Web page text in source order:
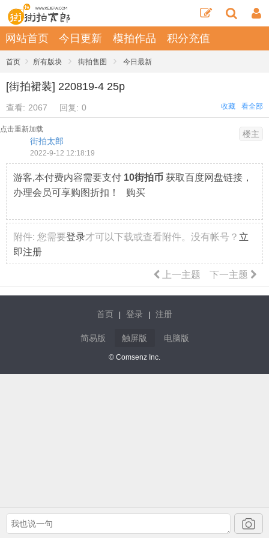
网站首页 今日更新 模拍作品 积分充值
首页 › 所有版块 › 街拍售图 › 今日最新
[街拍裙装] 220819-4 25p
查看: 2067 回复: 0 看全部
收藏
点击重新加载
街拍太郎
2022-9-12 12:18:19
楼主
游客,本付费内容需要支付 10街拍币 获取百度网盘链接，
办理会员可享购图折扣！ 购买
附件: 您需要登录才可以下载或查看附件。没有帐号？ 立
即注册
下一主题
上一主题
首页 登录 注册
简易版 触屏版 电脑版
© Comsenz Inc.